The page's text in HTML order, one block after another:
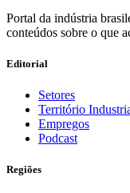
Portal da indústria
conteúdos sobre o que
Editorial
Setores
Território
Empregos
Podcast
Regiões